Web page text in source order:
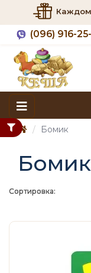
(096) 916-
Бомик
Сортировка: